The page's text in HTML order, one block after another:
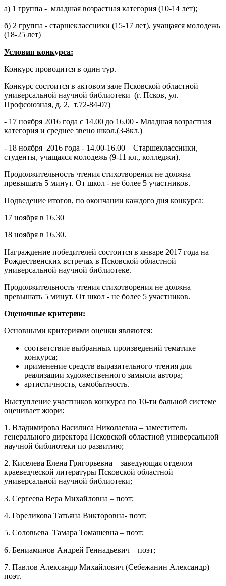
а) 1 группа - младшая возрастная категория (10-14 лет);
б) 2 группа - старшеклассники (15-17 лет), учащаяся молодежь
(18-25 лет)
Условия конкурса:
Конкурс проводится в один тур.
Конкурс состоится в актовом зале Псковской областной
универсальной научной библиотеки (г. Псков, ул.
Профсоюзная, д. 2, т.72-84-07)
- 17 ноября 2016 года с 14.00 до 16.00 - Младшая возрастная
категория и среднее звено школ.(3-8кл.)
- 18 ноября 2016 года - 14.00-16.00 – Старшеклассники,
студенты, учащаяся молодежь (9-11 кл., колледжи).
Продолжительность чтения стихотворения не должна
превышать 5 минут. От школ - не более 5 участников.
Подведение итогов, по окончании каждого дня конкурса:
17 ноября в 16.30
18 ноября в 16.30.
Награждение победителей состоится в январе 2017 года на
Рождественских встречах в Псковской областной
универсальной научной библиотеке.
Продолжительность чтения стихотворения не должна
превышать 5 минут. От школ - не более 5 участников.
Оценочные критерии:
Основными критериями оценки являются:
соответствие выбранных произведений тематике
конкурса;
применение средств выразительного чтения для
реализации художественного замысла автора;
артистичность, самобытность.
Выступление участников конкурса по 10-ти бальной системе
оценивает жюри:
1. Владимирова Василиса Николаевна – заместитель
генерального директора Псковской областной универсальной
научной библиотеки по развитию;
2. Киселева Елена Григорьевна – заведующая отделом
краеведческой литературы Псковской областной
универсальной научной библиотеки;
3. Сергеева Вера Михайловна – поэт;
4. Гореликова Татьяна Викторовна- поэт;
5. Соловьева Тамара Томашевна – поэт;
6. Бениаминов Андрей Геннадьевич – поэт;
7. Павлов Александр Михайлович (Себежанин Александр) –
поэт.